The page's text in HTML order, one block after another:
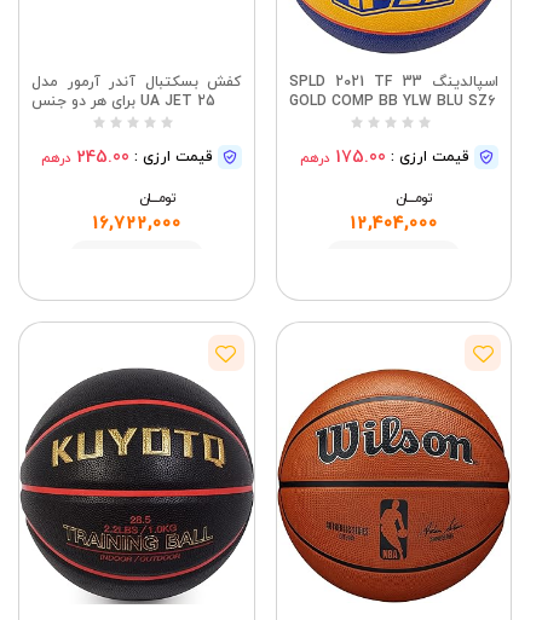
اسپالدینگ SPLD 2021 TF 33
GOLD COMP BB YLW BLU SZ6
قیمت ارزی : 175.00 درهم
تومــــــان
12,404,000
کفش بسکتبال آندر آرمور مدل
UA JET 25 برای هر دو جنس
قیمت ارزی : 245.00 درهم
تومــــــان
16,722,000